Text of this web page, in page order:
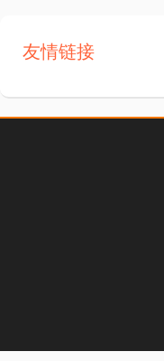
友情链接